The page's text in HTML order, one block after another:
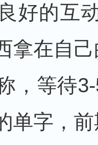
好的互
拿在自
，等待
单字，